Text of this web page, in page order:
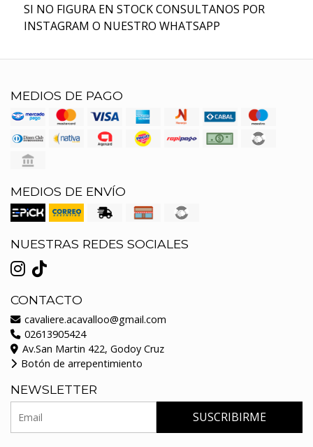
SI NO FIGURA EN STOCK CONSULTANOS POR
INSTAGRAM O NUESTRO WHATSAPP
MEDIOS DE PAGO
MEDIOS DE ENVÍO
NUESTRAS REDES SOCIALES
CONTACTO
cavaliere.acavalloo@gmail.com
02613905424
Av.San Martin 422, Godoy Cruz
Botón de arrepentimiento
NEWSLETTER
SUSCRIBIRME